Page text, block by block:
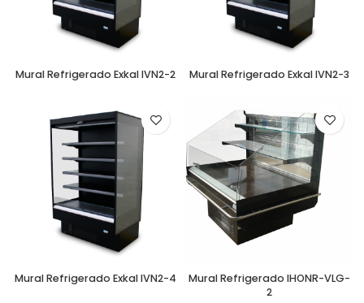
Mural Refrigerado Exkal IVN2-2 Mural Refrigerado Exkal IVN2-3
Mural Refrigerado Exkal IVN2-4
Mural Refrigerado IHONR-VLG-
2